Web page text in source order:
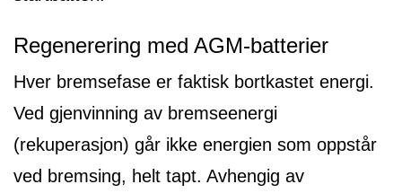
Regenerering med AGM-batterier
Hver bremsefase er faktisk bortkastet energi.
Ved gjenvinning av bremseenergi
(rekuperasjon) går ikke energien som oppstår
ved bremsing, helt tapt. Avhengig av